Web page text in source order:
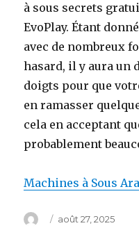
à sous secrets
EvoPlay. Étant
avec de nombreux
hasard, il y aura un
doigts pour que
en ramasser
cela en acceptant
probablement
Machines à Sous
Auteur
Publié
août 27, 2025